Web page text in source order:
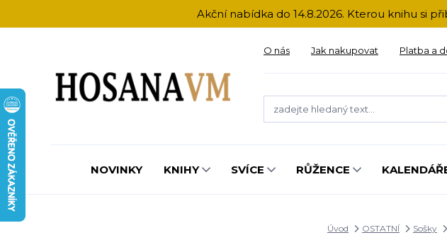
Akční nabídka do 14.8.2026. Kterou knihu si
O nás Jak nakupovat Platba a
NOVINKY KNIHY SVÍCE RŮŽENCE
Úvod OSTATNÍ Sošky